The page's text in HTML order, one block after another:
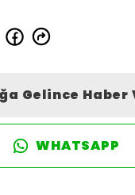
Gelince Haber
WHATSAPP